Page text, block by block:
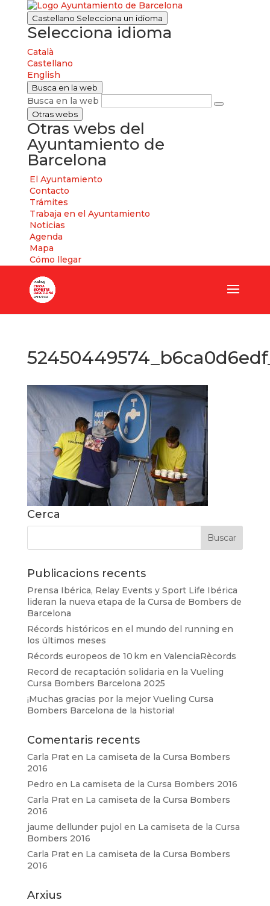
Castellano Selecciona un idioma
Selecciona idioma
Català
Castellano
English
Busca en la web
Busca en la web
Otras webs
Otras webs del
Ayuntamiento de
Barcelona
El Ayuntamiento
Contacto
Trámites
Trabaja en el Ayuntamiento
Noticias
Agenda
Mapa
Cómo llegar
Cerca
Publicacions recents
Prensa Ibérica, Relay Events y Sport Life Ibérica
lideran la nueva etapa de la Cursa de Bombers de
Barcelona
Récords históricos en el mundo del running en
los últimos meses
Récords europeos de 10 km en ValenciaRècords
Record de recaptación solidaria en la Vueling
Cursa Bombers Barcelona 2025
¡Muchas gracias por la mejor Vueling Cursa
Bombers Barcelona de la historia!
Comentaris recents
Carla Praten La camiseta de la Cursa Bombers
2016
Pedro en La camiseta de la Cursa Bombers 2016
Carla Praten La camiseta de la Cursa Bombers
2016
jaume dellunder pujol en La camiseta de la Cursa
Bombers 2016
Carla Praten La camiseta de la Cursa Bombers
2016
Arxius